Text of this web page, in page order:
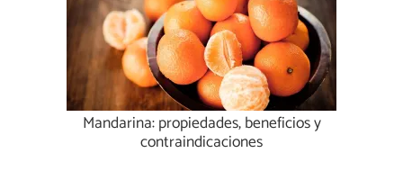
Mandarina: propiedades, beneficios y
contraindicaciones